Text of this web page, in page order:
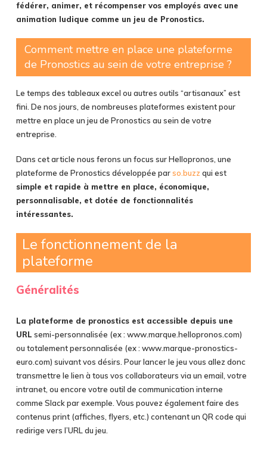
fédérer, animer, et récompenser vos employés avec une
animation ludique comme un jeu de Pronostics.
Comment mettre en place une plateforme
de Pronostics au sein de votre entreprise ?
Le temps des tableaux excel ou autres outils “artisanaux” est
fini. De nos jours, de nombreuses plateformes existent pour
mettre en place un jeu de Pronostics au sein de votre
entreprise.
Dans cet article nous ferons un focus sur Hellopronos, une
plateforme de Pronostics développée parso.buzz qui est
simple et rapide à mettre en place, économique,
personnalisable, et dotée de fonctionnalités
intéressantes.
Le fonctionnement de la
plateforme
Généralités
La plateforme de pronostics est accessible depuis une
URL semi-personnalisée (ex : www.marque.hellopronos.com)
ou totalement personnalisée (ex : www.marque-pronostics-
euro.com) suivant vos désirs. Pour lancer le jeu vous allez donc
transmettre le lien à tous vos collaborateurs via un email, votre
intranet, ou encore votre outil de communication interne
comme Slack par exemple. Vous pouvez également faire des
contenus print (affiches, flyers, etc.) contenant un QR code qui
redirige vers l’URL du jeu.